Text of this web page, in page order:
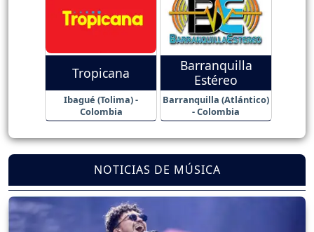
Tropicana
Ibagué (Tolima) -
Colombia
Barranquilla
Estéreo
Barranquilla (Atlántico)
- Colombia
NOTICIAS DE MÚSICA